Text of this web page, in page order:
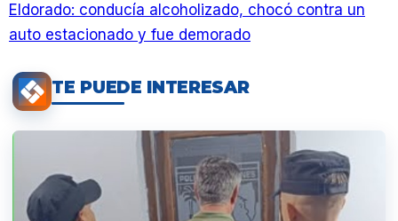
Eldorado: conducía alcoholizado, chocó contra un
auto estacionado y fue demorado
TE PUEDE INTERESAR